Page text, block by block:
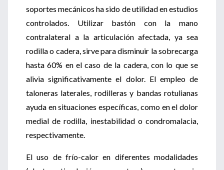
soportes mecánicos ha sido de utilidad en estudios
controlados. Utilizar bastón con la mano
contralateral a la articulación afectada, ya sea
rodilla o cadera, sirve para disminuir la sobrecarga
hasta 60% en el caso de la cadera, con lo que se
alivia significativamente el dolor. El empleo de
taloneras laterales, rodilleras y bandas rotulianas
ayuda en situaciones específicas, como en el dolor
medial de rodilla, inestabilidad o condromalacia,
respectivamente.
El uso de frío-calor en diferentes modalidades